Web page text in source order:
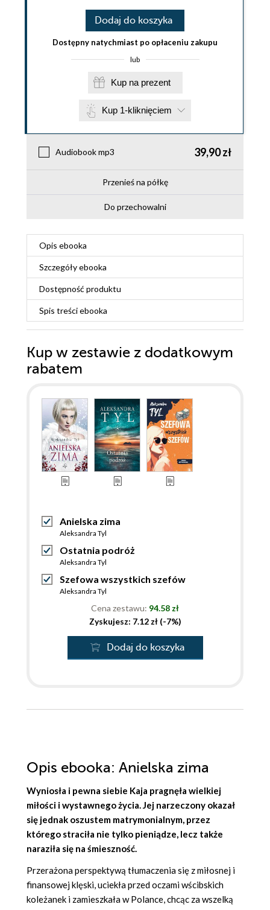
Dodaj do koszyka
Dostępny natychmiast po opłaceniu zakupu
lub
Kup na prezent
Kup 1-kliknięciem
Audiobook mp3 39,90 zł
Przenieś na półkę
Do przechowalni
Opis ebooka
Szczegółyebooka
Dostępność produktu
Spis treściebooka
Kup w zestawie z dodatkowym
rabatem
Anielska zima
Aleksandra Tyl
Ostatnia podróż
Aleksandra Tyl
Szefowa wszystkich szefów
Aleksandra Tyl
Cena zestawu: 94.58 zł
Zyskujesz: 7.12 zł (-7%)
Dodaj do koszyka
Opis ebooka: Anielska zima
Wyniosła i pewna siebie Kaja pragnęła wielkiej
miłości i wystawnego życia. Jej narzeczony okazał
się jednak oszustem matrymonialnym, przez
którego straciła nie tylko pieniądze, lecz także
naraziła się na śmieszność.
Przerażona perspektywą tłumaczenia się z miłosnej i
finansowej klęski, uciekła przed oczami wścibskich
koleżanek i zamieszkała w Polance, chcąc za wszelką